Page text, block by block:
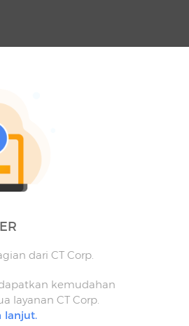
dari CT Corp.
kemudahan
layanan CT Corp.
lanjut.